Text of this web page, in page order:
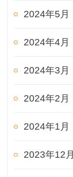
2024年5月
2024年4月
2024年3月
2024年2月
2024年1月
2023年12月